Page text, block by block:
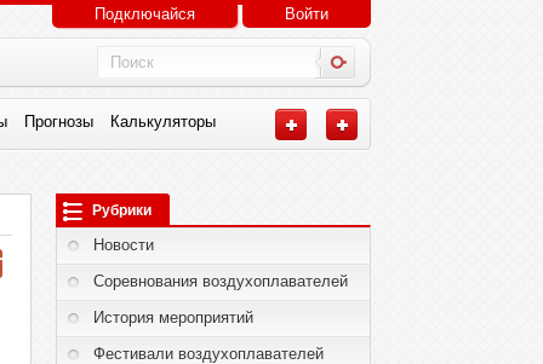
Подключайся Войти
Прогнозы Калькуляторы
Рубрики
Новости
Соревнования воздухоплавателей
История мероприятий
Фестивали воздухоплавателей